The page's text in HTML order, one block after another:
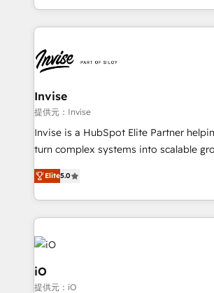
integrações (ERP, SAP, IA) para
de funil e rentabilidade na América Latina.
LATAM Brazil-based Elite Partner helping B2B
companies scale. We design CRM
integrations (ERP, SAP, IA) for full
profitability visibility across Latin America. -
& CRM Implementation - Advanced
Automation - ERP/SAP Integrations
Profitability Dashboards
Invise
提供元：Invise
Invise is a HubSpot Elite Partner
turn complex systems into scalable
We combine strategy, technology and
management to drive measurable
the fast-growing Siloy Group, we
250+ HubSpot experts across Europe
build a CRM architecture optimized to
business goals. Talk to us if you’re looking to: -
Connect marketing, sales and
reliable source of truth - Unlock the full
Elite5.0
iO
提供元：iO